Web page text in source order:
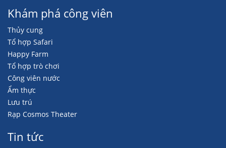
Khám phá công viên
Thủy cung
Tổ hợp Safari
Happy Farm
Tổ hợp trò chơi
Công viên nước
Ẩm thực
Lưu trú
Rạp Cosmos Theater
Tin tức